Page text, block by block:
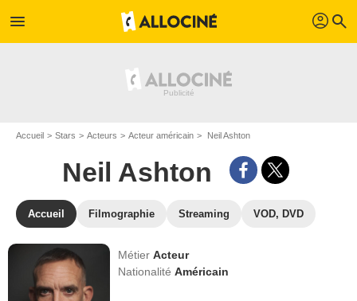
menu profil search
Accueil Stars Acteurs Acteur américain Neil Ashton
Neil Ashton
Accueil Filmographie Streaming VOD, DVD
MétierActeur
NationalitéAméricain